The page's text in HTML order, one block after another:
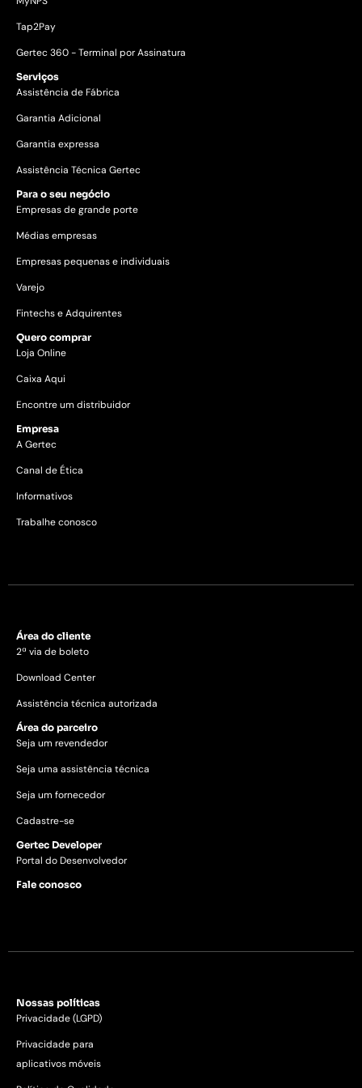
Tap2Pay
Gertec 360 - Terminal por Assinatura
Serviços
Assistência de Fábrica
Garantia Adicional
Garantia expressa
Assistência Técnica Gertec
Para o seu negócio
Empresas de grande porte
Médias empresas
Empresas pequenas e individuais
Varejo
Fintechs e Adquirentes
Quero comprar
Loja Online
Caixa Aqui
Encontre um distribuidor
Empresa
A Gertec
Canal de Ética
Informativos
Trabalhe conosco
Área do cliente
2ª via de boleto
Download Center
Assistência técnica autorizada
Área do parceiro
Seja um revendedor
Seja uma assistência técnica
Seja um fornecedor
Cadastre-se
Gertec Developer
Portal do Desenvolvedor
Fale conosco
Nossas políticas
Privacidade (LGPD)
Privacidade para
aplicativos móveis